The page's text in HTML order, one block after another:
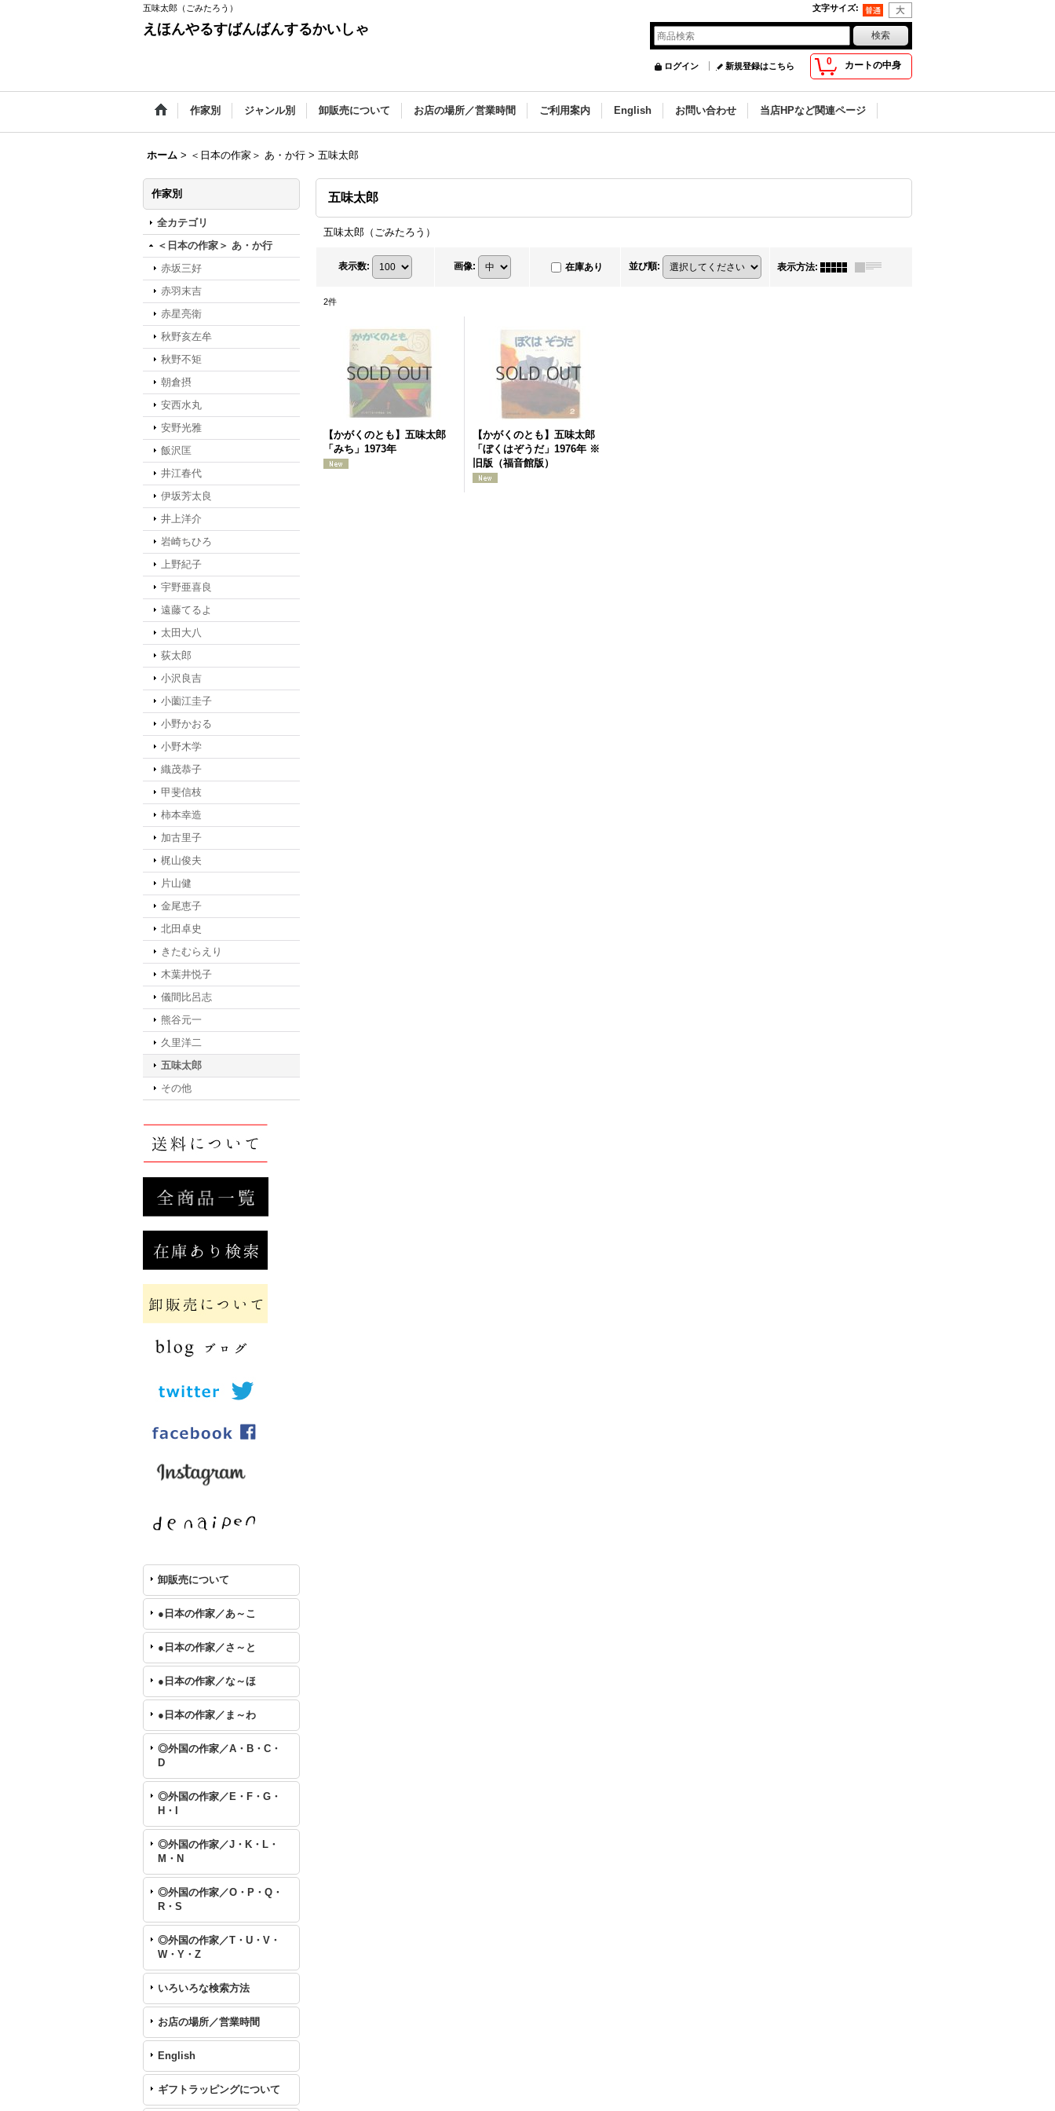
五味太郎（ごみたろう） 文字サイズ:
えほんやるすばんばんするかいしゃ
0 カートの中身
ログイン 新規登録はこちら
作家別 ジャンル別 卸販売について お店の場所／営業時間 ご利用案内 English お問い合わせ 当店HPなど関連ページ
ホーム > ＜日本の作家＞ あ・か行 > 五味太郎
作家別
全カテゴリ
＜日本の作家＞ あ・か行
赤坂三好
赤羽末吉
赤星亮衛
秋野亥左牟
秋野不矩
朝倉摂
安西水丸
安野光雅
飯沢匡
井江春代
伊坂芳太良
井上洋介
岩崎ちひろ
上野紀子
宇野亜喜良
遠藤てるよ
太田大八
荻太郎
小沢良吉
小薗江圭子
小野かおる
小野木学
織茂恭子
甲斐信枝
柿本幸造
加古里子
梶山俊夫
片山健
金尾恵子
北田卓史
きたむらえり
木葉井悦子
儀間比呂志
熊谷元一
久里洋二
五味太郎
その他
卸販売について
●日本の作家／あ～こ
●日本の作家／さ～と
●日本の作家／な～ほ
●日本の作家／ま～わ
◎外国の作家／A・B・C・
D
◎外国の作家／E・F・G・
H・I
◎外国の作家／J・K・L・
M・N
◎外国の作家／O・P・Q・
R・S
◎外国の作家／T・U・V・
W・Y・Z
いろいろな検索方法
お店の場所／営業時間
English
ギフトラッピングについて
五味太郎
五味太郎（ごみたろう）
表示数: 画像: 在庫あり 並び順: 表示方法:
2件
【かがくのとも】五味太郎
「みち」1973年
【かがくのとも】五味太郎
「ぼくはぞうだ」1976年 ※
旧版（福音館版）